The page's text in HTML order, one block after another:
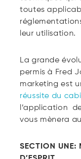
toutes
leur utilisation.
La grande
permis à Fred
marketing est
réussite du
l’application
vous mènera
SECTION UNE: